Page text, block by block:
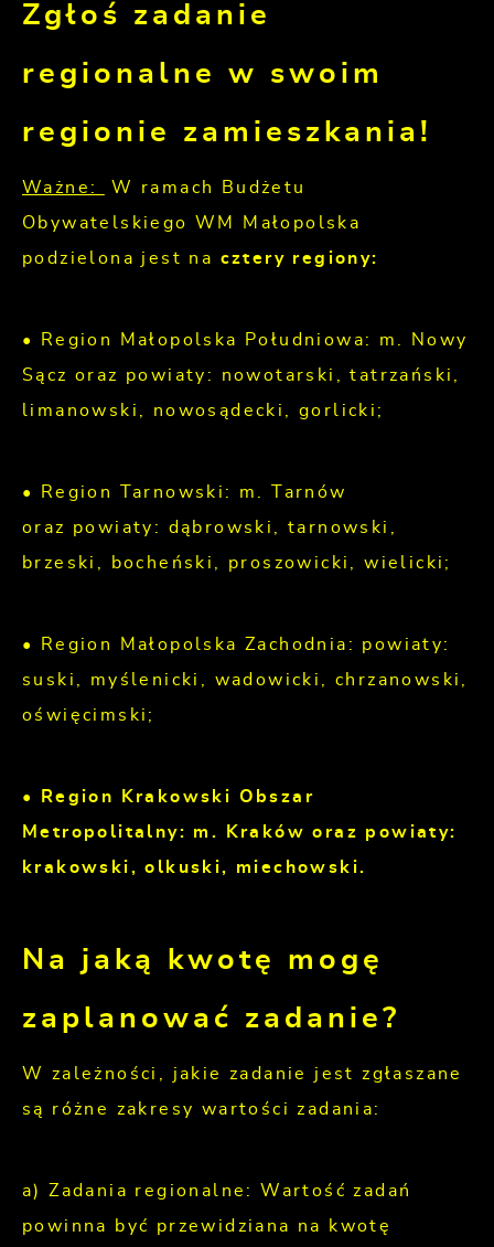
Zgłoś zadanie
regionalne w swoim
regionie zamieszkania!
Ważne:
W ramach Budżetu
Obywatelskiego WM Małopolska
podzielona jest na cztery regiony:
• Region Małopolska Południowa: m. Nowy
Sącz oraz powiaty: nowotarski, tatrzański,
limanowski, nowosądecki, gorlicki;
• Region Tarnowski: m. Tarnów
oraz powiaty: dąbrowski, tarnowski,
brzeski, bocheński, proszowicki, wielicki;
• Region Małopolska Zachodnia: powiaty:
suski, myślenicki, wadowicki, chrzanowski,
oświęcimski;
• Region Krakowski Obszar
Metropolitalny: m. Kraków oraz powiaty:
krakowski, olkuski, miechowski.
Na jaką kwotę mogę
zaplanować zadanie?
W zależności, jakie zadanie jest zgłaszane
są różne zakresy wartości zadania:
a) Zadania regionalne: Wartość zadań
powinna być przewidziana na kwotę